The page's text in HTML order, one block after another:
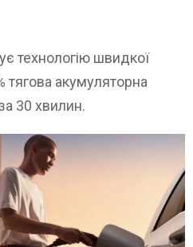
технологію швидкої
тягова акумуляторна
30 хвилин.